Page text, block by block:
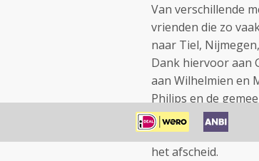
Van verschillende
vrienden die zo
naar Tiel,
Dank hiervoor aan
aan Wilhelmien en
Philips en de
ziekteproces.
Dank aan
het afscheid.